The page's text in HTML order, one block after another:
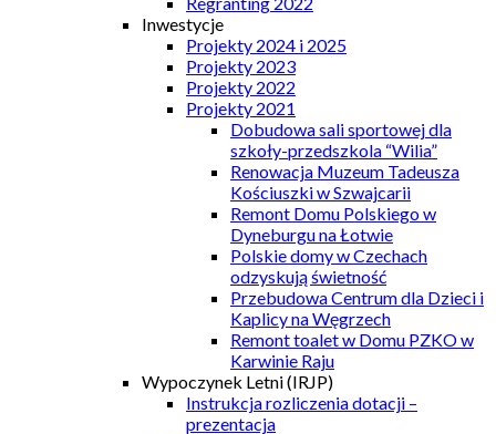
Inwestycje
Projekty 2024 i 2025
Projekty 2023
Projekty 2022
Projekty 2021
Dobudowa sali sportowej dla
szkoły-przedszkola “Wilia”
Renowacja Muzeum Tadeusza
Kościuszki w Szwajcarii
Remont Domu Polskiego w
Dyneburgu na Łotwie
Polskie domy w Czechach
odzyskują świetność
Przebudowa Centrum dla Dzieci i
Kaplicy na Węgrzech
Remont toalet w Domu PZKO w
Karwinie Raju
Wypoczynek Letni (IRJP)
Instrukcja rozliczenia dotacji –
prezentacja